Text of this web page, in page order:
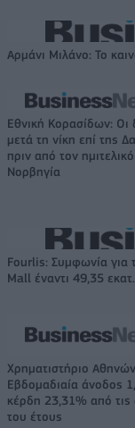
Αρμάνι Μιλάνο: Το
Εθνική Κορασίδων: Οι
μετά τη νίκη επί της
πριν από τον
Νορβηγία
Fourlis: Συμφωνία για
Mall έναντι 49,35
Χρηματιστήριο
Εβδομαδιαία άνοδος
κέρδη 23,31% από τις
του έτους